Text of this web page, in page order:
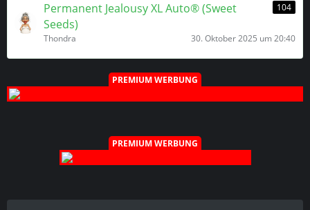
Permanent Jealousy XL Auto® (Sweet
Seeds)
104
Thondra 30. Oktober 2025 um 20:40
PREMIUM WERBUNG
PREMIUM WERBUNG